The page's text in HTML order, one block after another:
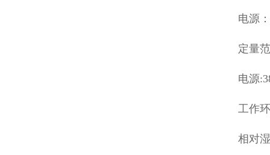
电源
定量
电源
工作
相对